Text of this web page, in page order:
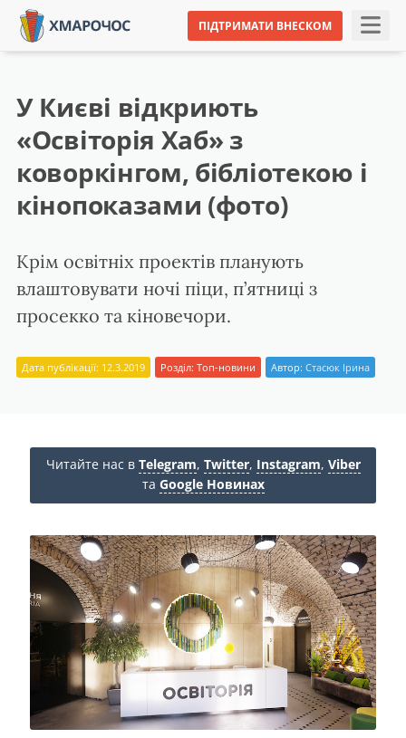
ПІДТРИМАТИ ВНЕСКОМ
У Києві відкриють
«Освіторія Хаб» з
коворкінгом, бібліотекою і
кінопоказами (фото)
Крім освітніх проектів планують
влаштовувати ночі піци, п’ятниці з
просекко та кіновечори.
Дата публікації: 12.3.2019 Розділ: Топ-новини Автор: Стасюк Ірина
Читайте нас в Telegram, Twitter, Instagram, Viber
та Google Новинах